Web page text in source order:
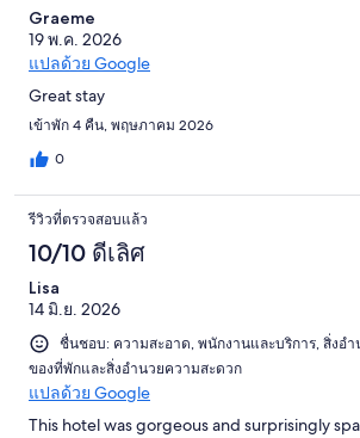
Graeme
19 พ.ค. 2026
แปลด้วย Google
Great stay
เข้าพัก 4 คืน, พฤษภาคม 2026
0
รีวิวที่ตรวจสอบแล้ว
10/10 ดีเลิศ
Lisa
14 มิ.ย. 2026
ชื่นชอบ: ความสะอาด, พนักงานและบริการ, สิ่งอ
ของที่พักและสิ่งอำนวยความสะดวก
แปลด้วย Google
This hotel was gorgeous and surprisingly